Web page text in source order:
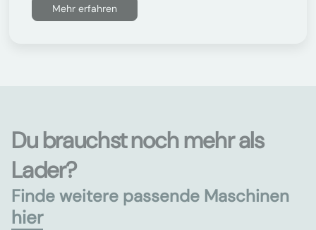
Mehr erfahren
Du brauchst noch mehr als
Lader?
Finde weitere passende Maschinen
hier